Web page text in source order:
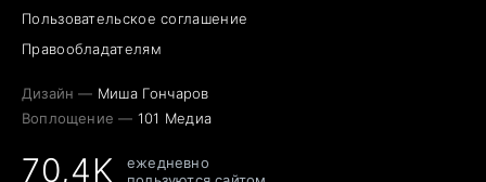
Пользовательское соглашение
Правообладателям
Дизайн — Миша Гончаров
Воплощение — 101 Медиа
70,4K
ежедневно